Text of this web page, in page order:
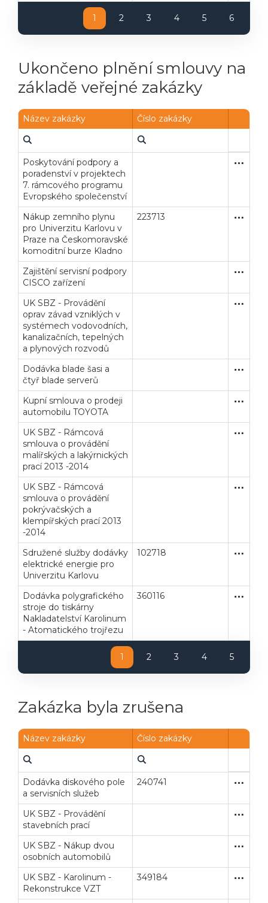
1 2 3 4 5 6
Ukončeno plnění smlouvy na
základě veřejné zakázky
Název zakázky Číslo zakázky
Poskytování podpory a
poradenství v projektech
7. rámcového programu
Evropského společenství
Služby
Nákup zemního plynu
pro Univerzitu Karlovu v
Praze na Českomoravské
komoditní burze Kladno
223713
Zajištění servisní podpory
CISCO zařízení
Služby
UK SBZ - Provádění
oprav závad vzniklých v
systémech vodovodních,
kanalizačních, tepelných
a plynových rozvodů
Služby
Dodávka blade šasi a
čtyř blade serverů
Kupní smlouva o prodeji
automobilu TOYOTA
UK SBZ - Rámcová
smlouva o provádění
malířských a lakýrnických
prací 2013 -2014
Služby
UK SBZ - Rámcová
smlouva o provádění
pokrývačských a
klempířských prací 2013
-2014
Služby
Sdružené služby dodávky
elektrické energie pro
Univerzitu Karlovu
102718
Dodávka polygrafického
stroje do tiskárny
Nakladatelství Karolinum
- Atomatického trojřezu
360116
1 2 3 4 5
Zakázka byla zrušena
Název zakázky Číslo zakázky
Dodávka diskového pole
a servisních služeb
240741
UK SBZ - Provádění
stavebních prací
UK SBZ - Nákup dvou
osobních automobilů
UK SBZ - Karolinum -
Rekonstrukce VZT
349184
Veřejné zakázky
Powered by chaterimo